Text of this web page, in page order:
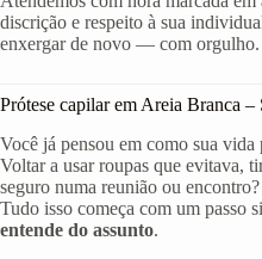
discrição e respeito à sua
enxergar de novo — com orgulho.
Prótese capilar em Areia Branca –
Você já pensou em como sua
Voltar a usar roupas que evitava,
seguro numa reunião ou encontro?
Tudo isso começa com um passo
entende do assunto.